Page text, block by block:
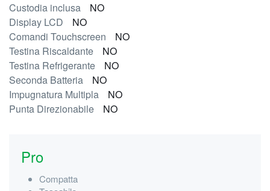
Custodia inclusa
NO
Display LCD
NO
Comandi Touchscreen
NO
Testina Riscaldante
NO
Testina Refrigerante
NO
Seconda Batteria
NO
Impugnatura Multipla
NO
Punta Direzionabile
NO
Pro
Compatta